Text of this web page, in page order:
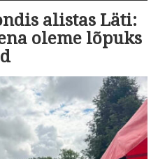
alistas Läti:
oleme lõpuks